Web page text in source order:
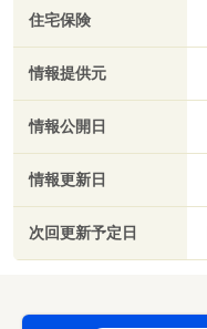
住宅保険
情報提供元
情報公開日
情報更新日
次回更新予定日